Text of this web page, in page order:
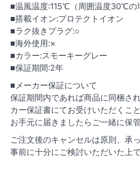
■温風温度:115℃（周囲温度30℃の
■搭載イオン:プロテクトイオン
■ラク抜きプラグ:○
■海外使用:×
■カラー:スモーキーグレー
■保証期間:2年
■メーカー保証について
保証期間内であれば商品に同梱さ
カー保証書にてお受けいただくこ
お手元に届きましたらご一緒に保
ご注文後のキャンセルは原則、承
事前に十分にご検討いただいた上